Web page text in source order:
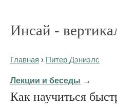
Инсай -
Главная › Питер Дэниэлс
Лекции и беседы →
Как научиться